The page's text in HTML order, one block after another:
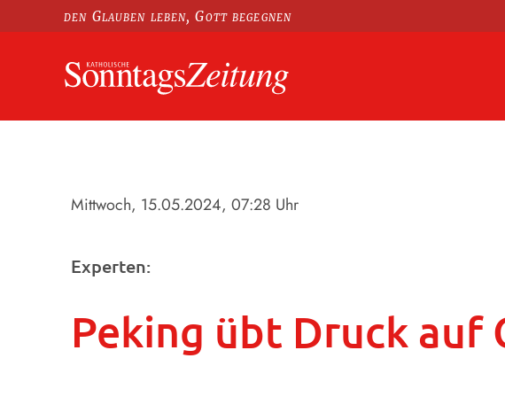
den Glauben leben, Gott begegnen
Mittwoch, 15.05.2024, 07:28 Uhr
Experten:
Peking übt Druck auf